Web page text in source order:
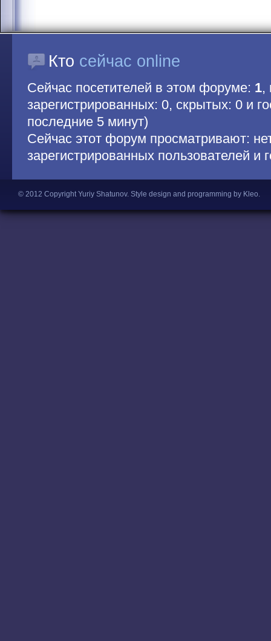
Кто сейчас online
Сейчас посетителей в этом форуме: 1,
зарегистрированных: 0, скрытых: 0 и
последние 5 минут)
Сейчас этот форум просматривают:
зарегистрированных пользователей и
© 2012 Copyright Yuriy Shatunov. Style design and programming by Kleo.